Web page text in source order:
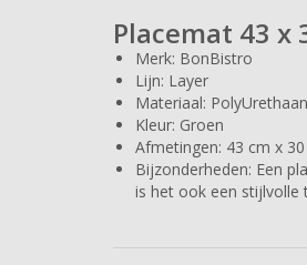
Placemat 43 x
Merk: BonBistro
Lijn: Layer
Materiaal: PolyUrethaan
Kleur: Groen
Afmetingen: 43 cm x
Bijzonderheden: Een
is het ook een stijlvolle